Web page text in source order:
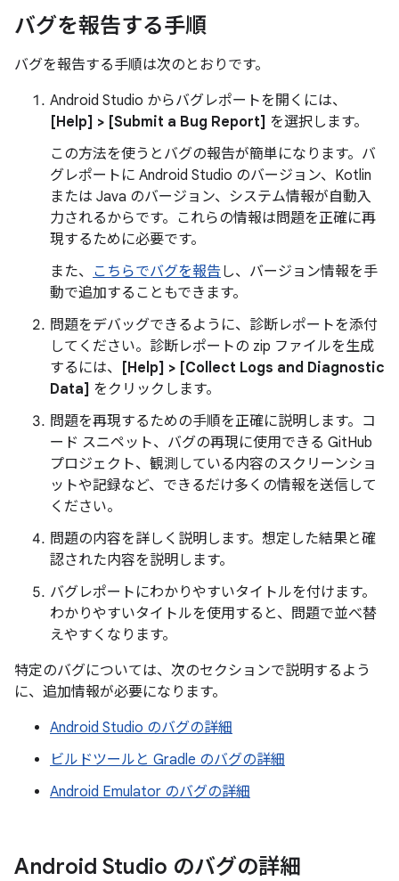
バグを報告する手順
バグを報告する手順は次のとおりです。
Android Studio からバグレポートを開くには、
[Help] > [Submit a Bug Report] を選択します。
この方法を使うとバグの報告が簡単になります。バ
グレポートに Android Studio のバージョン、Kotlin
または Java のバージョン、システム情報が自動入
力されるからです。これらの情報は問題を正確に再
現するために必要です。
また、 こちらでバグを報告 し、バージョン情報を手
動で追加することもできます。
問題をデバッグできるように、診断レポートを添付
してください。診断レポートの zip ファイルを生成
するには、
[Help] > [Collect Logs and Diagnostic
Data] をクリックします。
問題を再現するための手順を正確に説明します。コ
ード スニペット、バグの再現に使用できる GitHub
プロジェクト、観測している内容のスクリーンショ
ットや記録など、できるだけ多くの情報を送信して
ください。
問題の内容を詳しく説明します。想定した結果と確
認された内容を説明します。
バグレポートにわかりやすいタイトルを付けます。
わかりやすいタイトルを使用すると、問題で並べ替
えやすくなります。
特定のバグについては、次のセクションで説明するよう
に、追加情報が必要になります。
Android Studio のバグの詳細
ビルドツールと Gradle のバグの詳細
Android Emulator のバグの詳細
Android Studio のバグの詳細